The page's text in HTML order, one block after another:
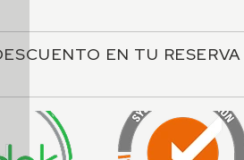
EN TU RESERVA